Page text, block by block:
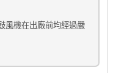
風機在出廠前均經過嚴